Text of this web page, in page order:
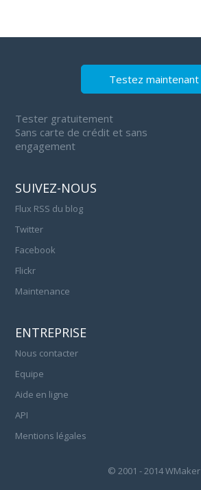
Testez maintenant
Tester gratuitement
Sans carte de crédit et sans
engagement
SUIVEZ-NOUS
Flux RSS du blog
Twitter
Facebook
Flickr
Maintenance
ENTREPRISE
Nous contacter
Equipe
Aide en ligne
API
Mentions légales
© 2001 - 2014 WMaker